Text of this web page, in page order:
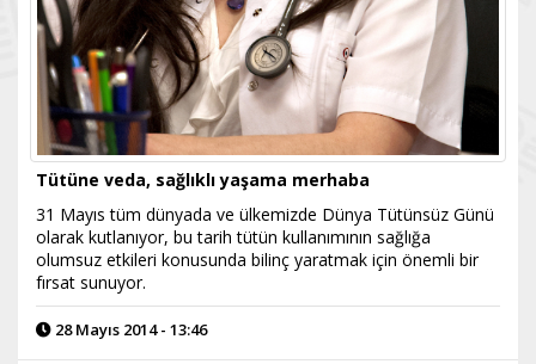
Tütüne veda, sağlıklı yaşama merhaba
31 Mayıs tüm dünyada ve ülkemizde Dünya Tütünsüz Günü
olarak kutlanıyor, bu tarih tütün kullanımının sağlığa
olumsuz etkileri konusunda bilinç yaratmak için önemli bir
fırsat sunuyor.
28 Mayıs 2014 - 13:46